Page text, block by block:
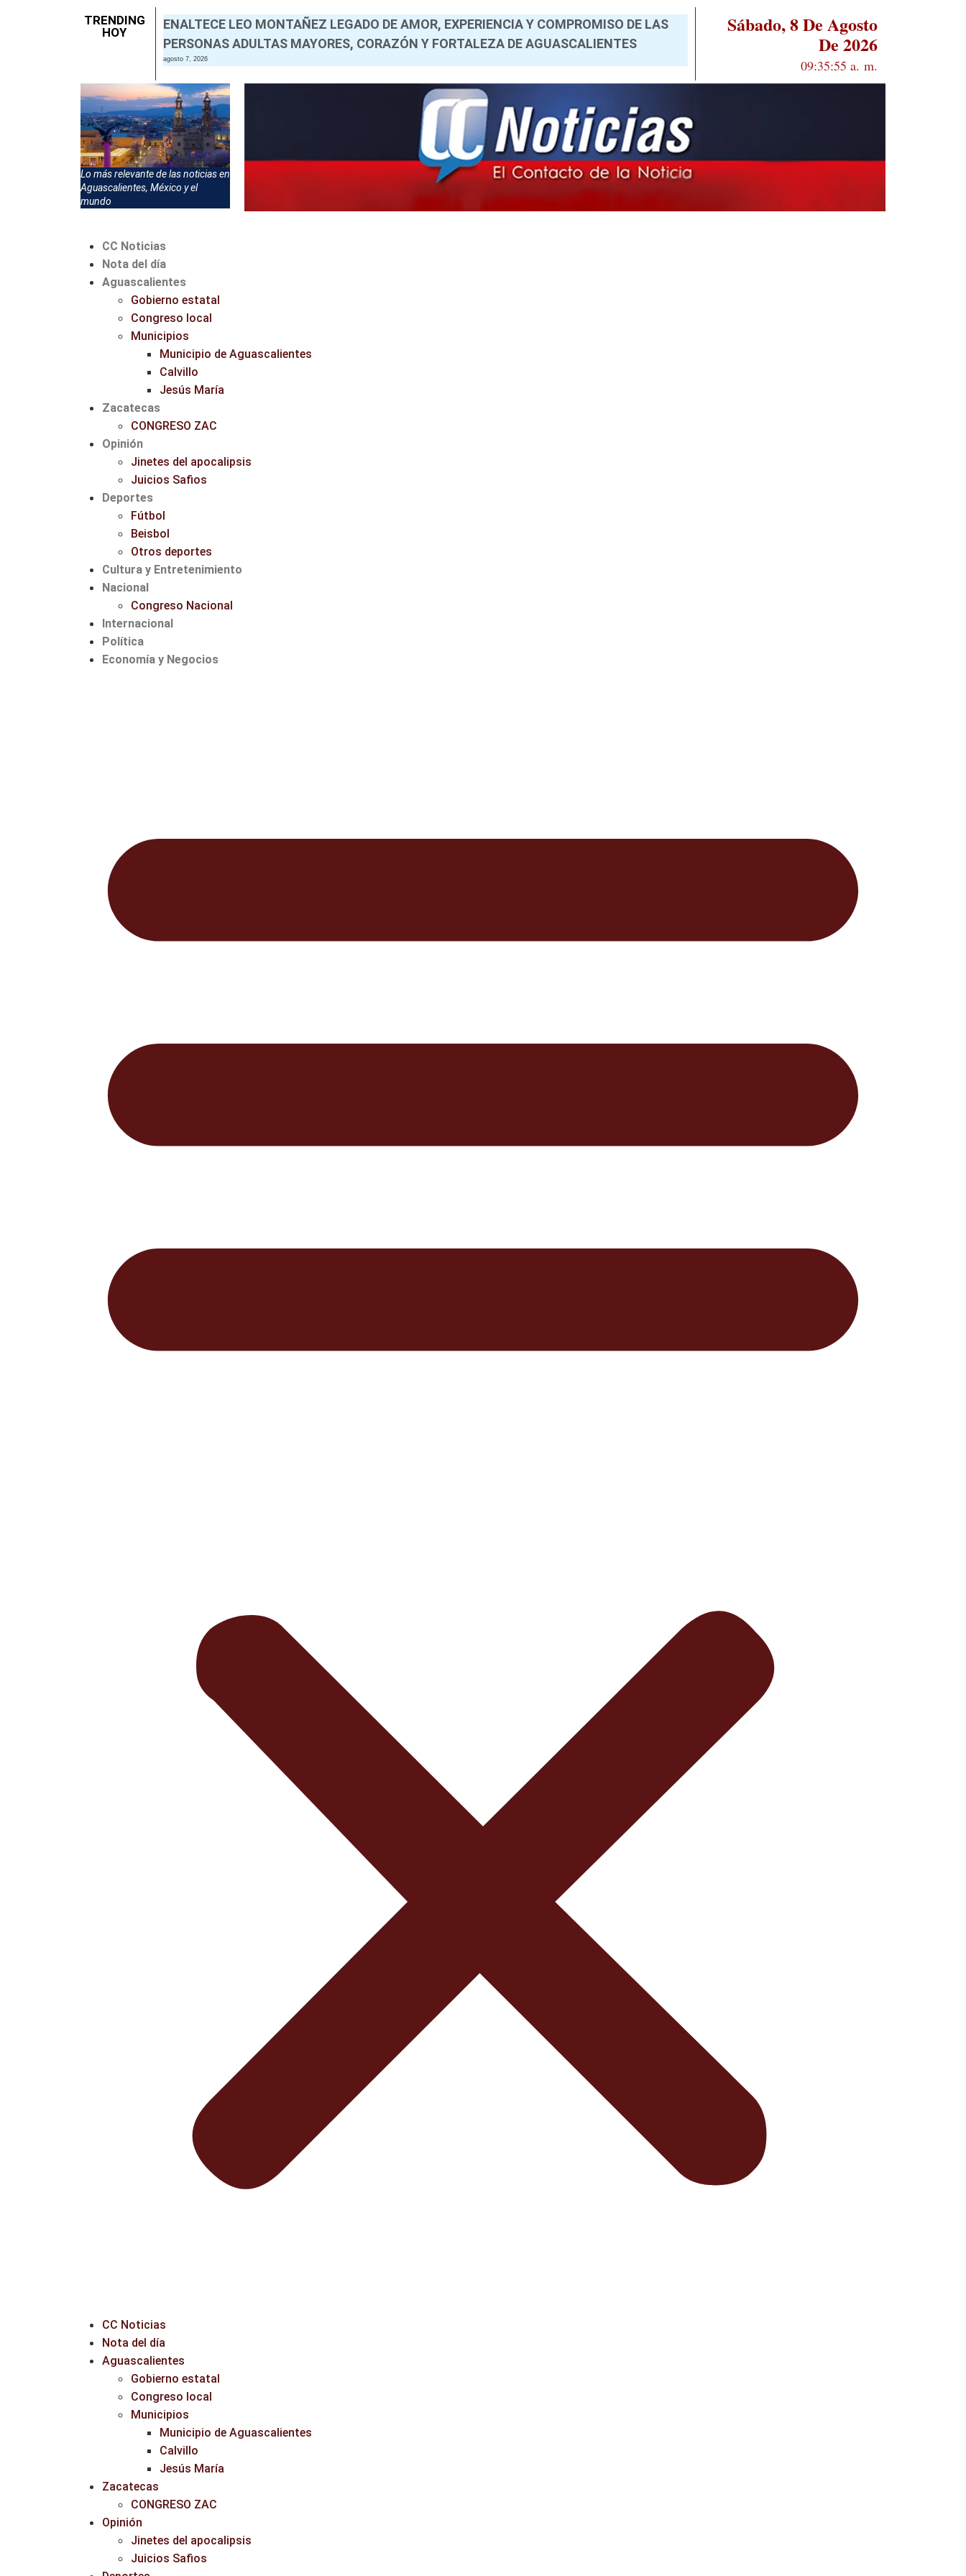
TRENDING
HOY
ENALTECE LEO MONTAÑEZ LEGADO DE AMOR, EXPERIENCIA Y COMPROMISO DE LAS
PERSONAS ADULTAS MAYORES, CORAZÓN Y FORTALEZA DE AGUASCALIENTES
agosto 7, 2026
Sábado, 8 De Agosto
De 2026
09:35:56 a. m.
Lo más relevante de las noticias en
Aguascalientes, México y el
mundo
CC Noticias
Nota del día
Aguascalientes
Gobierno estatal
Congreso local
Municipios
Municipio de Aguascalientes
Calvillo
Jesús María
Zacatecas
CONGRESO ZAC
Opinión
Jinetes del apocalipsis
Juicios Safios
Deportes
Fútbol
Beisbol
Otros deportes
Cultura y Entretenimiento
Nacional
Congreso Nacional
Internacional
Política
Economía y Negocios
CC Noticias
Nota del día
Aguascalientes
Gobierno estatal
Congreso local
Municipios
Municipio de Aguascalientes
Calvillo
Jesús María
Zacatecas
CONGRESO ZAC
Opinión
Jinetes del apocalipsis
Juicios Safios